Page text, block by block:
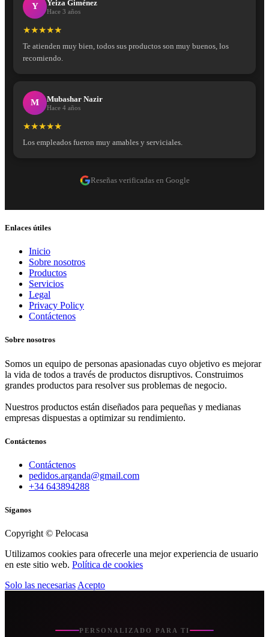
Y Yeiza Giménez
Hace 3 años
★★★★★
Te atienden muy bien, todos sus productos son muy buenos, los
recomiendo.
M Mubashar Nazir
Hace 4 años
★★★★★
Los empleados fueron muy amables y serviciales.
Reseñas verificadas en Google
Enlaces útiles
Inicio
Sobre nosotros
Productos
Servicios
Legal
Privacy Policy
Contáctenos
Sobre nosotros
Somos un equipo de personas apasionadas cuyo objetivo es mejorar
la vida de todos a través de productos disruptivos. Construimos
grandes productos para resolver sus problemas de negocio.
Nuestros productos están diseñados para pequeñas y medianas
empresas dispuestas a optimizar su rendimiento.
Contáctenos
Contáctenos
pedidos.arganda@gmail.com
+34 643894288
Síganos
Copyright © Pelocasa
Utilizamos cookies para ofrecerle una mejor experiencia de usuario
en este sitio web. Política de cookies
Solo las necesarias Acepto
PERSONALIZADO PARA TI